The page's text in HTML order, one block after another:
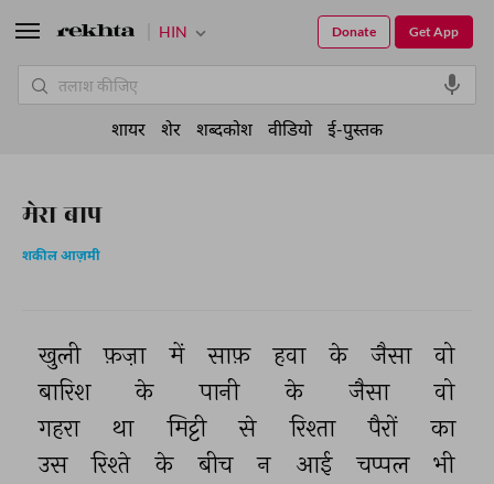
मेरा बाप
शकील आज़मी
खुली फ़ज़ा में साफ़ हवा के जैसा
वो
बारिश
के पानी के जैसा
वो
गहरा
था मिट्टी से रिश्ता पैरों
का
उस
रिश्ते के बीच न आई चप्पल
भी
HIN Get App
Donate
शायर शेर शब्दकोश वीडियो ई-पुस्तक